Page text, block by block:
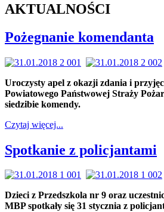
AKTUALNOŚCI
Pożegnanie komendanta
Uroczysty apel z okazji zdania i
Powiatowego Państwowej Straży
siedzibie komendy.
Czytaj więcej...
Spotkanie z policjantami
Dzieci z Przedszkola nr 9 oraz
MBP spotkały się 31 stycznia z